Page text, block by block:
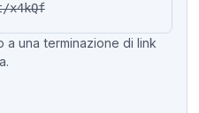
a una terminazione di link